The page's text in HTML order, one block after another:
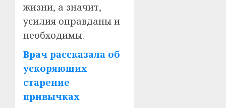
жизни, а значит,
усилия оправданы и
необходимы.
Врач рассказала об
ускоряющих
старение
привычках